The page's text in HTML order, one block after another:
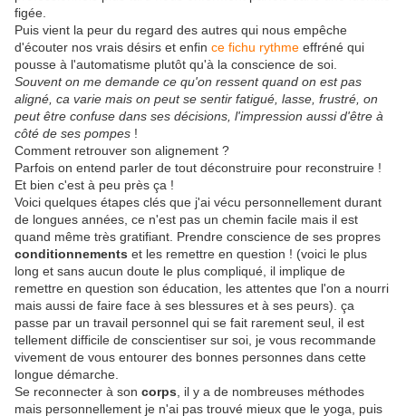
figée.
Puis vient la peur du regard des autres qui nous empêche
d'écouter nos vrais désirs et enfin ce fichu rythme effréné qui
pousse à l'automatisme plutôt qu'à la conscience de soi.
Souvent on me demande ce qu'on ressent quand on est pas
aligné, ca varie mais on peut se sentir fatigué, lasse, frustré, on
peut être confuse dans ses décisions, l'impression aussi d'être à
côté de ses pompes !
Comment retrouver son alignement ?
Parfois on entend parler de tout déconstruire pour reconstruire !
Et bien c'est à peu près ça !
Voici quelques étapes clés que j'ai vécu personnellement durant
de longues années, ce n'est pas un chemin facile mais il est
quand même très gratifiant. Prendre conscience de ses propres
conditionnements et les remettre en question ! (voici le plus
long et sans aucun doute le plus compliqué, il implique de
remettre en question son éducation, les attentes que l'on a nourri
mais aussi de faire face à ses blessures et à ses peurs). ça
passe par un travail personnel qui se fait rarement seul, il est
tellement difficile de conscientiser sur soi, je vous recommande
vivement de vous entourer des bonnes personnes dans cette
longue démarche.
Se reconnecter à son corps , il y a de nombreuses méthodes
mais personnellement je n'ai pas trouvé mieux que le yoga, puis